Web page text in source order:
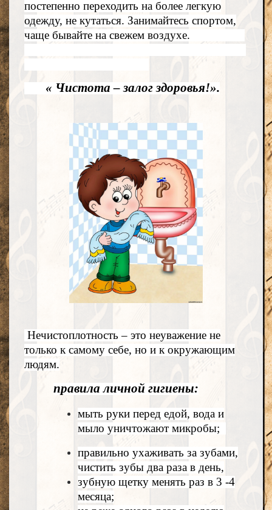
постепенно переходить на более легкую
одежду, не кутаться. Занимайтесь спортом,
чаще бывайте на свежем воздухе.
« Чистота – залог здоровья!».
Нечистоплотность – это неуважение не
только к самому себе, но и к окружающим
людям.
правила личной гигиены:
мыть руки перед едой, вода и
мыло уничтожают микробы;
правильно ухаживать за зубами,
чистить зубы два раза в день,
зубную щетку менять раз в 3 -4
месяца;